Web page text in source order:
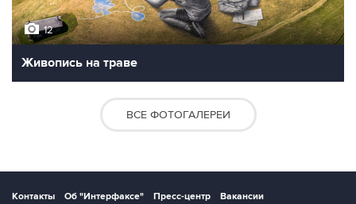
12
Живопись на траве
ВСЕ ФОТОГАЛЕРЕИ
Контакты Об "Интерфаксе" Пресс-центр
Вакансии